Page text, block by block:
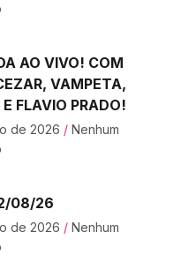
AO VIVO! COM
VAMPETA,
FLAVIO PRADO!
de 2026 Nenhum
08/26
de 2026 Nenhum